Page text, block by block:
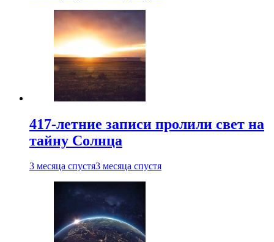
417-летние записи пролили свет на
тайну Солнца
3 месяца спустя3 месяца спустя